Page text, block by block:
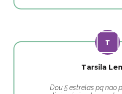
Tarsila
Dou 5 estrelas pq nao